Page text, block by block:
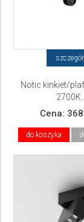
Notic kinkiet/
2700K...
Cena:
do koszyka